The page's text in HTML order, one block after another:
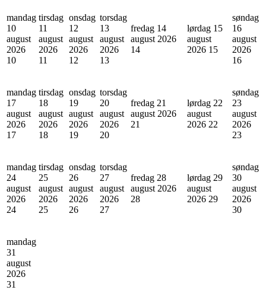
mandag
10
august
2026
10
tirsdag
11
august
2026
11
onsdag
12
august
2026
12
torsdag
13
august
2026
13
fredag 14
august 2026
14
lørdag 15
august
2026 15
søndag
16
august
2026
16
mandag
17
august
2026
17
tirsdag
18
august
2026
18
onsdag
19
august
2026
19
torsdag
20
august
2026
20
fredag 21
august 2026
21
lørdag 22
august
2026 22
søndag
23
august
2026
23
mandag
24
august
2026
24
tirsdag
25
august
2026
25
onsdag
26
august
2026
26
torsdag
27
august
2026
27
fredag 28
august 2026
28
lørdag 29
august
2026 29
søndag
30
august
2026
30
mandag
31
august
2026
31